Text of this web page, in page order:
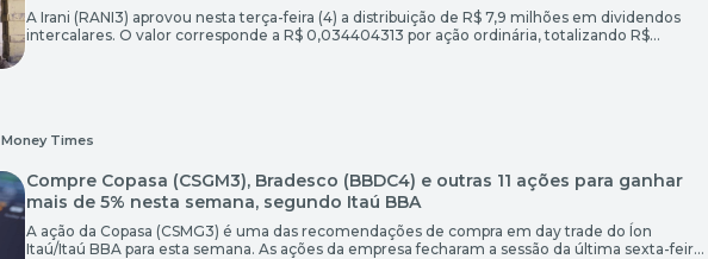
A Irani (RANI3) aprovou nesta terça-feira (4) a distribuição de R$ 7,9 milhões em dividendos
intercalares. O valor corresponde a R$ 0,034404313 por ação ordinária, totalizando R$
Money Times
Compre Copasa (CSGM3), Bradesco (BBDC4) e outras 11 ações para ganhar
mais de 5% nesta semana, segundo Itaú BBA
A ação da Copasa (CSMG3) é uma das recomendações de compra em day trade do Íon
Itaú/Itaú BBA para esta semana. As ações da empresa fecharam a sessão da última sexta-feira